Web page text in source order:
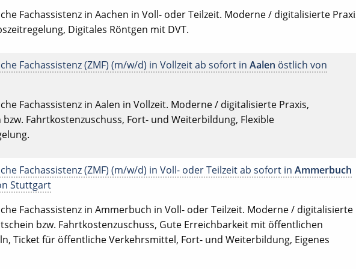
Fachassistenz in Aachen in Voll- oder Teilzeit. Moderne / digitalisierte
Digitales Röntgen mit DVT.
Fachassistenz (ZMF) (m/w/d) in Vollzeit ab sofort in Aalen östlich von
Fachassistenz in Aalen in Vollzeit. Moderne / digitalisierte Praxis,
Fahrtkostenzuschuss, Fort- und Weiterbildung, Flexible
Fachassistenz (ZMF) (m/w/d) in Voll- oder Teilzeit ab sofort in Ammerbuch
Stuttgart
Fachassistenz in Ammerbuch in Voll- oder Teilzeit. Moderne / digitalisierte
bzw. Fahrtkostenzuschuss, Gute Erreichbarkeit mit öffentlichen
Ticket für öffentliche Verkehrsmittel, Fort- und Weiterbildung, Eigenes